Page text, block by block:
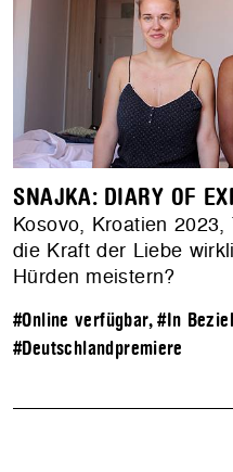
SNAJKA: DIARY OF
Kosovo, Kroatien
die Kraft der Liebe
Hürden meistern?
#Online verfügbar,#In
#Deutschlandpremiere